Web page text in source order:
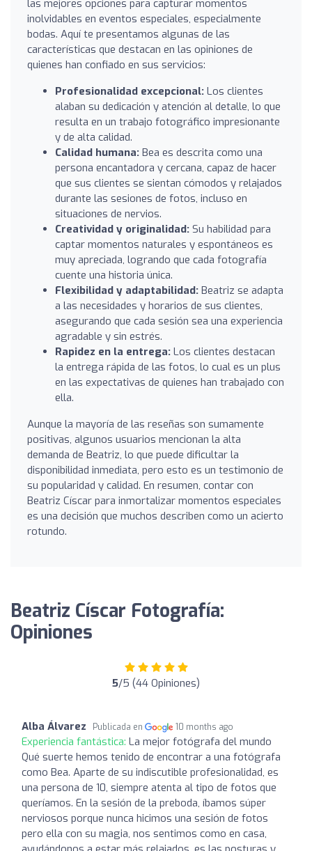
las mejores opciones para capturar momentos
inolvidables en eventos especiales, especialmente
bodas. Aquí te presentamos algunas de las
características que destacan en las opiniones de
quienes han confiado en sus servicios:
Profesionalidad excepcional: Los clientes
alaban su dedicación y atención al detalle, lo que
resulta en un trabajo fotográfico impresionante
y de alta calidad.
Calidad humana: Bea es descrita como una
persona encantadora y cercana, capaz de hacer
que sus clientes se sientan cómodos y relajados
durante las sesiones de fotos, incluso en
situaciones de nervios.
Creatividad y originalidad: Su habilidad para
captar momentos naturales y espontáneos es
muy apreciada, logrando que cada fotografía
cuente una historia única.
Flexibilidad y adaptabilidad: Beatriz se adapta
a las necesidades y horarios de sus clientes,
asegurando que cada sesión sea una experiencia
agradable y sin estrés.
Rapidez en la entrega: Los clientes destacan
la entrega rápida de las fotos, lo cual es un plus
en las expectativas de quienes han trabajado con
ella.
Aunque la mayoría de las reseñas son sumamente
positivas, algunos usuarios mencionan la alta
demanda de Beatriz, lo que puede dificultar la
disponibilidad inmediata, pero esto es un testimonio de
su popularidad y calidad. En resumen, contar con
Beatriz Císcar para inmortalizar momentos especiales
es una decisión que muchos describen como un acierto
rotundo.
Beatriz Císcar Fotografía:
Opiniones
5/5 (44 Opiniones)
Alba Álvarez Publicada en 10 months ago
Experiencia fantástica: La mejor fotógrafa del mundo
Qué suerte hemos tenido de encontrar a una fotógrafa
como Bea. Aparte de su indiscutible profesionalidad, es
una persona de 10, siempre atenta al tipo de fotos que
queríamos. En la sesión de la preboda, íbamos súper
nerviosos porque nunca hicimos una sesión de fotos
pero ella con su magia, nos sentimos como en casa,